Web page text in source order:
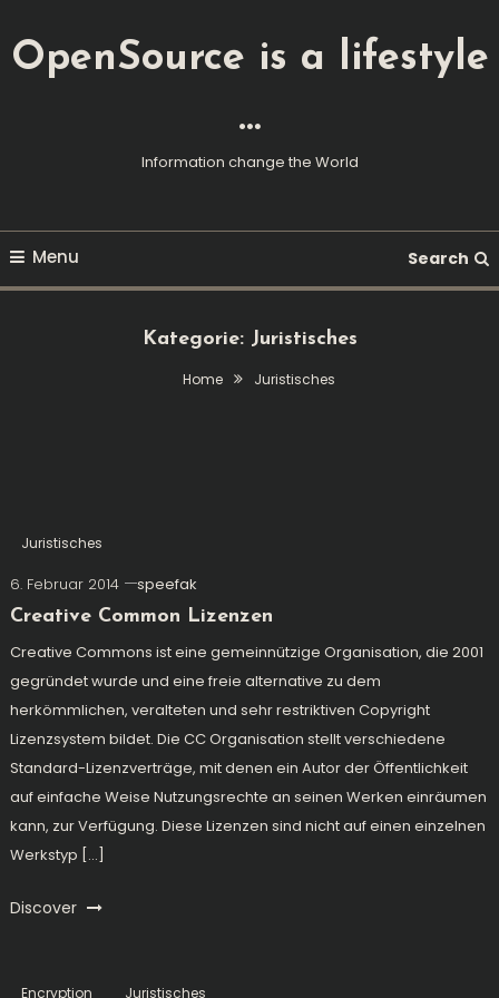
To
Content
OpenSource is a lifestyle
…
Information change the World
Menu Search
Kategorie: Juristisches
Home Juristisches
Juristisches
6. Februar 2014
speefak
Creative Common Lizenzen
Creative Commons ist eine gemeinnützige Organisation, die 2001
gegründet wurde und eine freie alternative zu dem
herkömmlichen, veralteten und sehr restriktiven Copyright
Lizenzsystem bildet. Die CC Organisation stellt verschiedene
Standard-Lizenzverträge, mit denen ein Autor der Öffentlichkeit
auf einfache Weise Nutzungsrechte an seinen Werken einräumen
kann, zur Verfügung. Diese Lizenzen sind nicht auf einen einzelnen
Werkstyp […]
Discover
Encryption Juristisches